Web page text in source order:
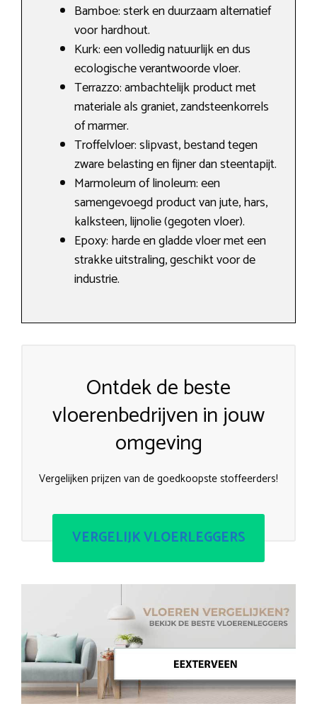
Bamboe: sterk en duurzaam alternatief
voor hardhout.
Kurk: een volledig natuurlijk en dus
ecologische verantwoorde vloer.
Terrazzo: ambachtelijk product met
materiale als graniet, zandsteenkorrels
of marmer.
Troffelvloer: slipvast, bestand tegen
zware belasting en fijner dan steentapijt.
Marmoleum of linoleum: een
samengevoegd product van jute, hars,
kalksteen, lijnolie (gegoten vloer).
Epoxy: harde en gladde vloer met een
strakke uitstraling, geschikt voor de
industrie.
Ontdek de beste
vloerenbedrijven in jouw
omgeving
Vergelijken prijzen van de goedkoopste stoffeerders!
VERGELIJK VLOERLEGGERS